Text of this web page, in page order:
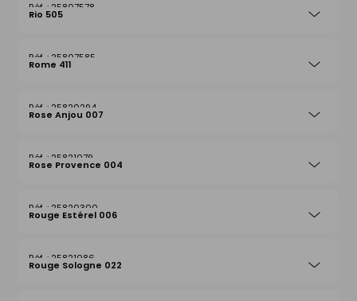
25807578
Rio 505
25807585
Rome 411
25820294
Rose Anjou 007
25821079
Rose Provence 004
25820300
Rouge Estérel 006
25821086
Rouge Sologne 022